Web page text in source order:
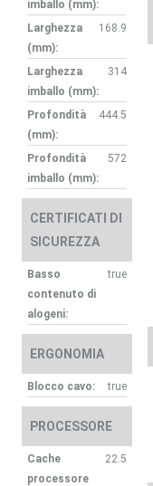
imballo (mm):
Larghezza
(mm):
168.9
Larghezza
imballo (mm):
314
Profondità
(mm):
444.5
Profondità
imballo (mm):
572
CERTIFICATI DI
SICUREZZA
Basso
contenuto di
alogeni:
true
ERGONOMIA
Blocco cavo: true
PROCESSORE
Cache
processore
22.5